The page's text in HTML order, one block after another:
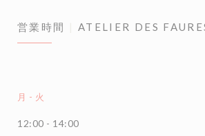
営業時間 ATELIER DES
月 - 火
12:00 - 14:00